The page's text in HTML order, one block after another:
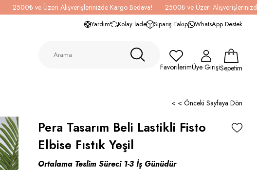
2500₺ ve Üzeri Alışverişlerinizde Kargo Bedava! 2500₺ ve Üzeri
Yardım Kolay İade Sipariş Takip WhatsApp Destek
FavorilerimÜye GirişiSepetim
< < Önceki Sayfaya Dön
Pera Tasarım Beli Lastikli Fisto
Elbise Fıstık Yeşil
Ortalama Teslim Süreci 1-3 İş Günüdür